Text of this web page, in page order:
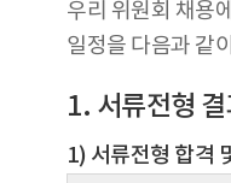
우리 위원회 채용
일정을 다음과 같
1. 서류전형
1) 서류전형 합격